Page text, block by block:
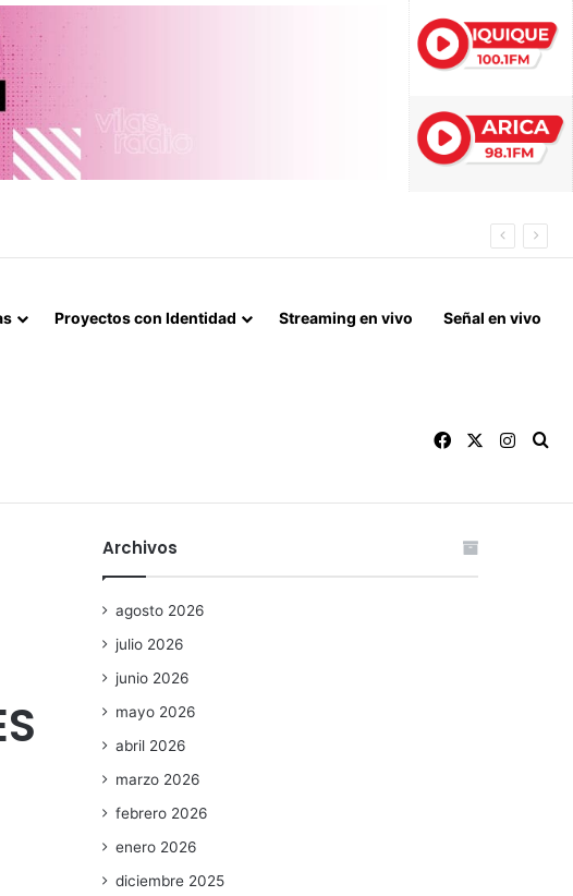
DE ARICA
Proyectos con Identidad Streaming en vivo Señal en vivo
Facebook
Archivos
agosto 2026
julio 2026
junio 2026
mayo 2026
abril 2026
marzo 2026
febrero 2026
enero 2026
diciembre 2025